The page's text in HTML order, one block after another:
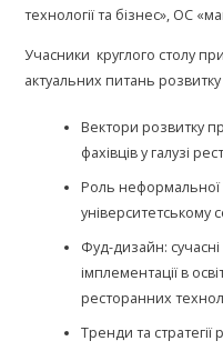
технології та бізнес», ОС
Учасники круглого столу
актуальних питань
Вектори розвитку
фахівців у галузі
Роль неформальної
університетському
Фуд-дизайн:
імплементації в
ресторанних
Тренди та